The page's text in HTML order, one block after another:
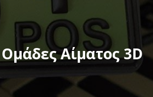
Αίματος 3D